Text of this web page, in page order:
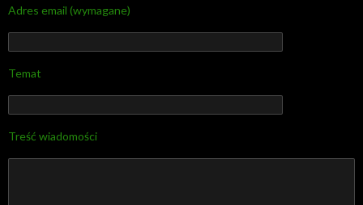
Adres email (wymagane)
Temat
Treść wiadomości